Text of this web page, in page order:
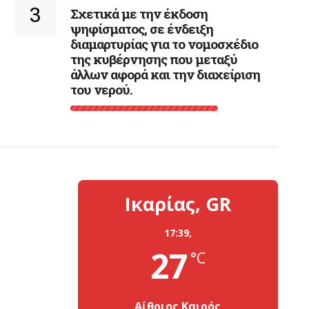
3
Σχετικά με την έκδοση
ψηφίσματος, σε ένδειξη
διαμαρτυρίας για το νομοσχέδιο
της κυβέρνησης που μεταξύ
άλλων αφορά και την διαχείριση
του νερού.
Ικαρίας, GR
17:39,
27 °C